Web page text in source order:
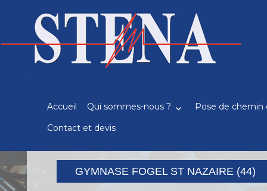
Recherche
Accueil Qui sommes-nous ?
Pose de chemin
Contact et devis
GYMNASE FOGEL ST NAZAIRE (44)